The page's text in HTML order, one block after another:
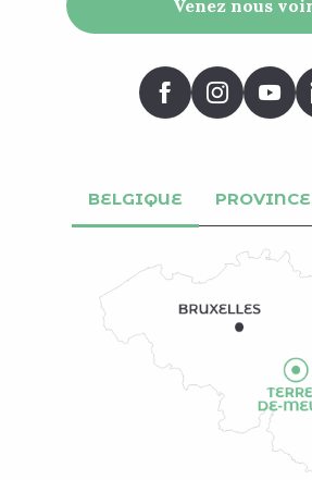
Venez nous
BELGIQUE